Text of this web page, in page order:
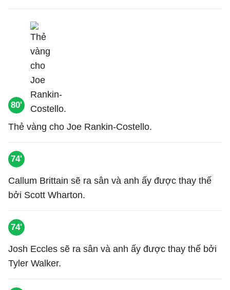
80'
Thẻ vàng cho Joe Rankin-Costello.
74'
Callum Brittain sẽ ra sân và anh ấy được thay thế
bởi Scott Wharton.
74'
Josh Eccles sẽ ra sân và anh ấy được thay thế bởi
Tyler Walker.